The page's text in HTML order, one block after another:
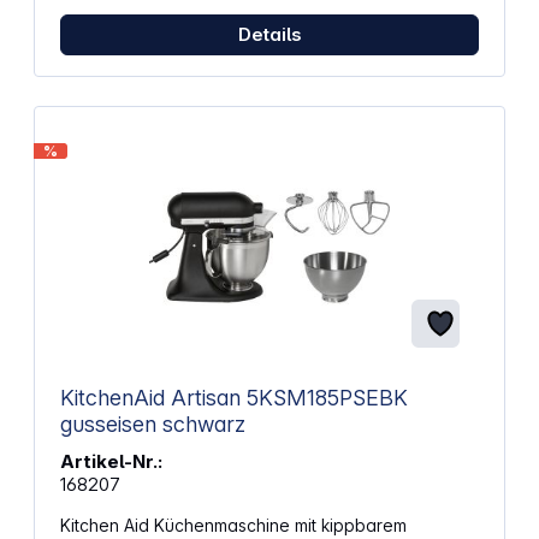
Kuchenteige deutlich vereinfachen. Eigenschaften:
Planetenrührwerk ermöglicht gleichmäßiges
Mischen aller Zutaten bis zum Schüsselrand
5,5‑l‑Edelstahlbecher hilft bei der Verarbeitung
Pizzateig 7 Geschwindigkeitsstufen passen sich
unterschiedlichen Rezepten und Konsistenzen an
Pizza oder Mürbeteig Rührbesen geeignet für
Kuchenteige und cremige Massen Schneebesen
erleichtert das Aufschlagen von Eiern und Sahne
Geeignet für Brot, Pizza, Focaccia, Pasta und
Details
%
KitchenAid Artisan 5KSM185PSEBK
gusseisen schwarz
Artikel-Nr.:
168207
Kitchen Aid Küchenmaschine mit kippbarem